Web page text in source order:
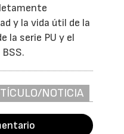
y la vida útil de la
la serie PU y el
NOTICIA